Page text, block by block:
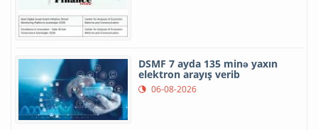
DSMF 7 ayda 135 minə yaxın
elektron arayış verib
06-08-2026